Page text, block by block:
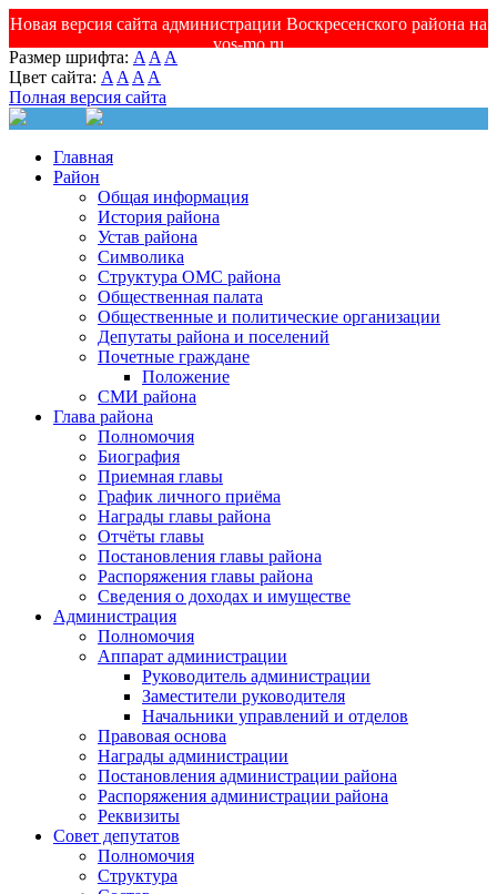
Новая версия сайта администрации Воскресенского района на
vos-mo.ru
Размер шрифта: A A A
Цвет сайта: A A A A
Полная версия сайта
Главная
Район
Общая информация
История района
Устав района
Символика
Структура ОМС района
Общественная палата
Общественные и политические организации
Депутаты района и поселений
Почетные граждане
Положение
СМИ района
Глава района
Полномочия
Биография
Приемная главы
График личного приёма
Награды главы района
Отчёты главы
Постановления главы района
Распоряжения главы района
Сведения о доходах и имуществе
Администрация
Полномочия
Аппарат администрации
Руководитель администрации
Заместители руководителя
Начальники управлений и отделов
Правовая основа
Награды администрации
Постановления администрации района
Распоряжения администрации района
Реквизиты
Совет депутатов
Полномочия
Структура